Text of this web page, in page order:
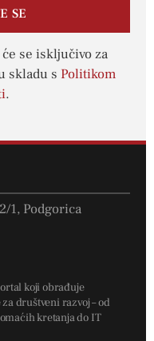
SE
se isključivo za
skladu s Politikom
.
1, Podgorica
koji obrađuje
društveni razvoj – od
kretanja do IT